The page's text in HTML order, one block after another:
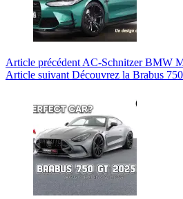
Article précédent AC-Schnitzer BMW
Article suivant Découvrez la Brabus